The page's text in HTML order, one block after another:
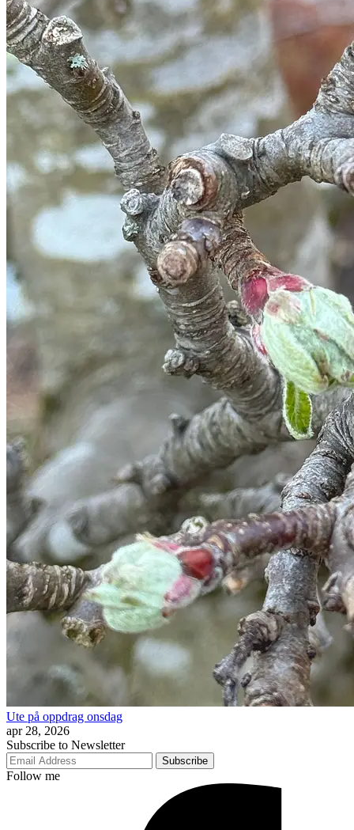
Ute på oppdrag onsdag
apr 28, 2026
Subscribe to Newsletter
Subscribe
Follow me